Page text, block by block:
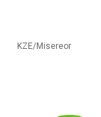
KZE/Misereor